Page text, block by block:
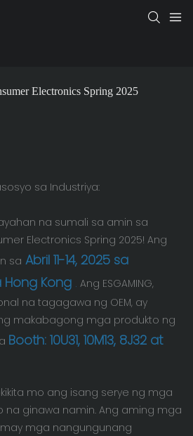
Electronics Spring 2025
sa Industriya:
na sumali sa amin sa
Electronics Spring 2025! Ang
sa Abril 11-14, 2025 sa
Hong Kong . Ang ESGAMING,
na tagagawa ng OEM, ay
makabagong mga produkto ng
Booth: 10U31, 10M13, 8J32 at
mo ang isang serye ng mga
na ginawa namin. Ang aming mga
mga nangungunang